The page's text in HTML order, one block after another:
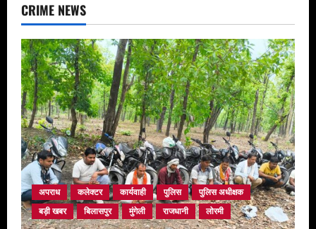
CRIME NEWS
अपराध कलेक्टर कार्यवाही पुलिस
पुलिस अधीक्षक
बड़ी खबर
बिलासपुर मुंगेली राजधानी लोरमी